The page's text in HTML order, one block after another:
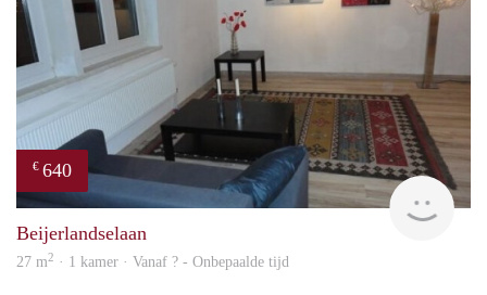
€ 640
Beijerlandselaan
27 m2 · 1 kamer · Vanaf ? - Onbepaalde tijd